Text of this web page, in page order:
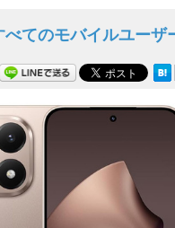
てのモバイルユーザ